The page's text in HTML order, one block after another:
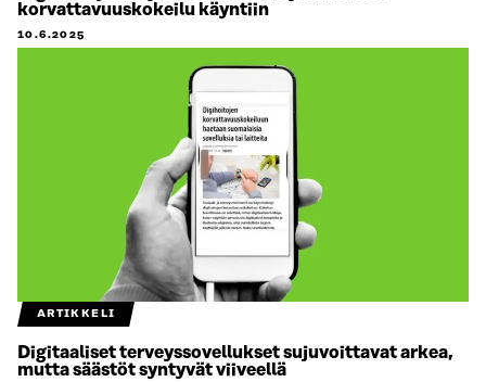
korvattavuuskokeilu käyntiin
10.6.2025
ARTIKKELI
Digitaaliset terveyssovellukset sujuvoittavat arkea,
mutta säästöt syntyvät viiveellä